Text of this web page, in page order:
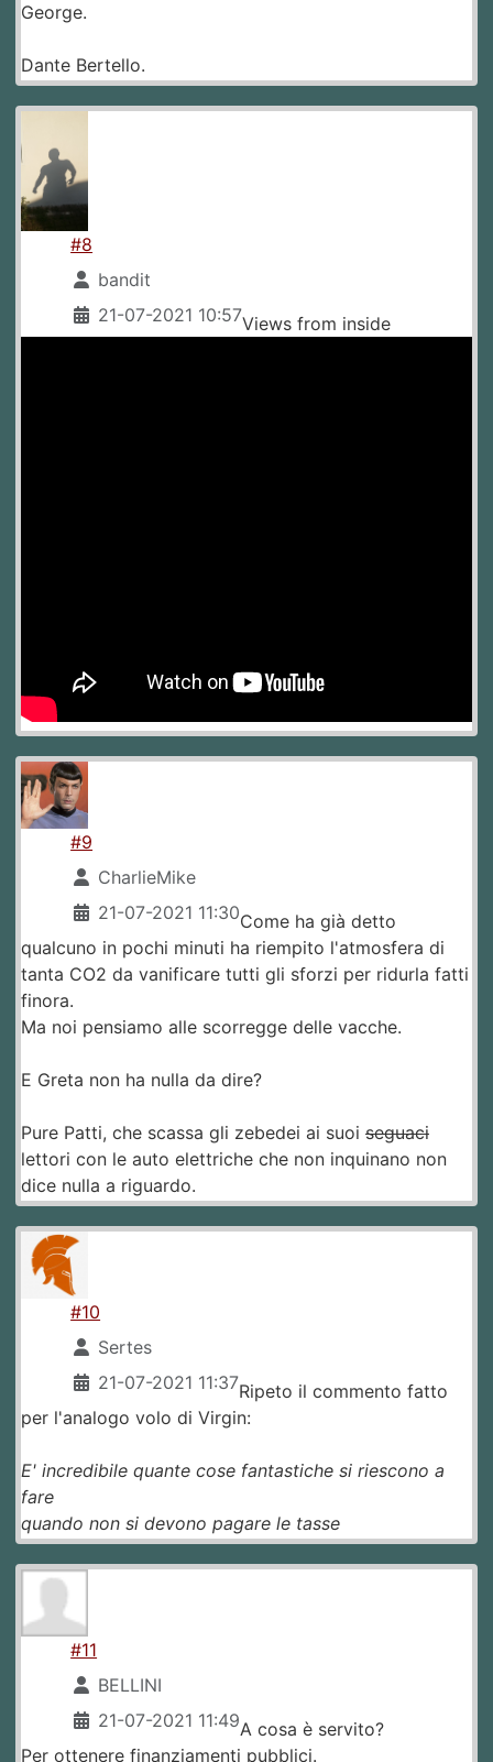
George.
Dante Bertello.
#8
bandit
21-07-2021 10:57Views from inside
#9
CharlieMike
21-07-2021 11:30Come ha già detto
qualcuno in pochi minuti ha riempito l'atmosfera di
tanta CO2 da vanificare tutti gli sforzi per ridurla fatti
finora.
Ma noi pensiamo alle scorregge delle vacche.
E Greta non ha nulla da dire?
Pure Patti, che scassa gli zebedei ai suoi seguaci
lettori con le auto elettriche che non inquinano non
dice nulla a riguardo.
#10
Sertes
21-07-2021 11:37Ripeto il commento fatto
per l'analogo volo di Virgin:
E' incredibile quante cose fantastiche si riescono a
fare
quando non si devono pagare le tasse
#11
BELLINI
21-07-2021 11:49A cosa è servito?
Per ottenere finanziamenti pubblici.